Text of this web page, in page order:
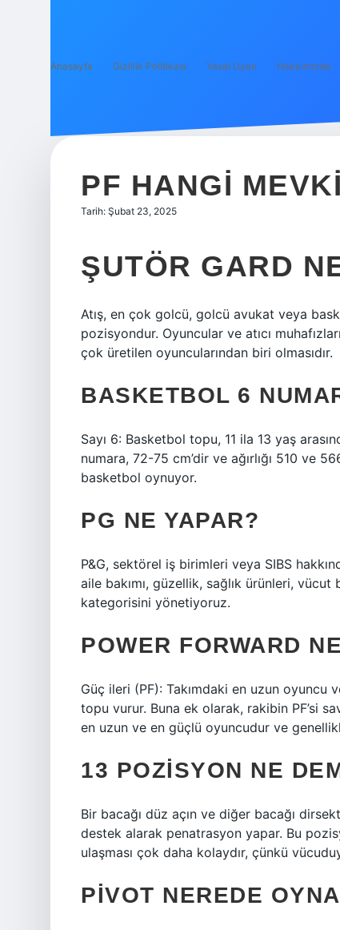
Anasayfa Gizlilik Politikası Yasal Uyarı Hakkımızda
PF HANGI MEVKI
Tarih: Şubat 23, 2025
ŞUTÖR GARD
Atış, en çok golcü, golcü avukat veya
pozisyondur. Oyuncular ve atıcı
çok üretilen oyuncularından biri olmasıdır.
BASKETBOL 6
Sayı 6: Basketbol topu, 11 ila 13 yaş
numara, 72-75 cm’dir ve ağırlığı 510 ve
basketbol oynuyor.
PG NE YAPAR?
P&G, sektörel iş birimleri veya SIBS
aile bakımı, güzellik, sağlık ürünleri, vücut
kategorisini yönetiyoruz.
POWER FORWARD
Güç ileri (PF): Takımdaki en uzun oyuncu
topu vurur. Buna ek olarak, rakibin PF’si
en uzun ve en güçlü oyuncudur ve
13 POZISYON NE
Bir bacağı düz açın ve diğer bacağı
destek alarak penatrasyon yapar. Bu
ulaşması çok daha kolaydır, çünkü
PIVOT NEREDE